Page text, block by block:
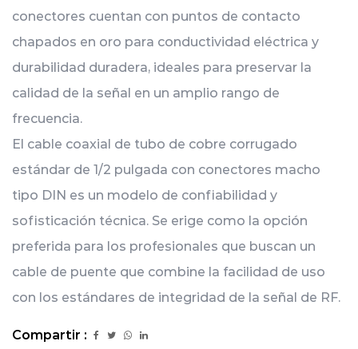
conectores cuentan con puntos de contacto
chapados en oro para conductividad eléctrica y
durabilidad duradera, ideales para preservar la
calidad de la señal en un amplio rango de
frecuencia.
El cable coaxial de tubo de cobre corrugado
estándar de 1/2 pulgada con conectores macho
tipo DIN es un modelo de confiabilidad y
sofisticación técnica. Se erige como la opción
preferida para los profesionales que buscan un
cable de puente que combine la facilidad de uso
con los estándares de integridad de la señal de RF.
Compartir :